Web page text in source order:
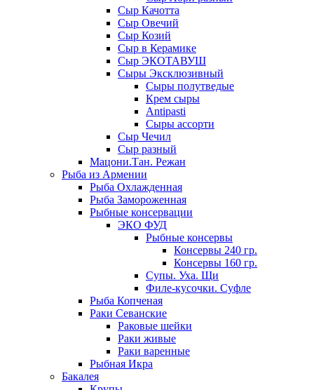
Сыр Качотта
Сыр Овечий
Сыр Козий
Сыр в Керамике
Сыр ЭКОТАВУШ
Сыры Эксклюзивный
Сыры полутведые
Крем сыры
Antipasti
Сыры ассорти
Сыр Чечил
Сыр разный
Мацони.Тан. Режан
Рыба из Армении
Рыба Охлажденная
Рыба Замороженная
Рыбные консервации
ЭКО ФУД
Рыбные консервы
Консервы 240 гр.
Консервы 160 гр.
Супы. Уха. Щи
Филе-кусочки. Суфле
Рыба Копченая
Раки Севанские
Раковые шейки
Раки живые
Раки варенные
Рыбная Икра
Бакалея